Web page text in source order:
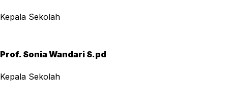
Kepala Sekolah
Prof. Sonia Wandari S.pd
Kepala Sekolah